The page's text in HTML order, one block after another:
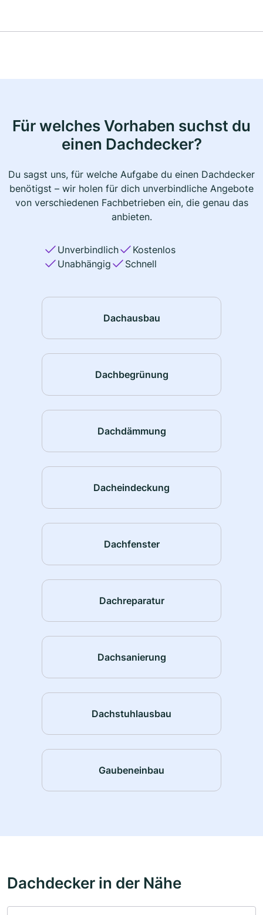
Für welches Vorhaben suchst du
einen Dachdecker?
Du sagst uns, für welche Aufgabe du einen Dachdecker
benötigst – wir holen für dich unverbindliche Angebote
von verschiedenen Fachbetrieben ein, die genau das
anbieten.
Unverbindlich
Kostenlos
Unabhängig
Schnell
Dachausbau
Dachbegrünung
Dachdämmung
Dacheindeckung
Dachfenster
Dachreparatur
Dachsanierung
Dachstuhlausbau
Gaubeneinbau
Dachdecker in der Nähe